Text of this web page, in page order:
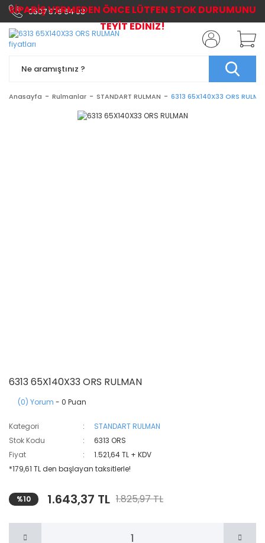
0507 576 64 03
Anasayfa Rulmanlar STANDART RULMAN 6313 65X140X33 ORS
6313 65X140X33 ORS RULMAN
(0) Yorum - 0 Puan
Kategori
STANDART RULMAN
Stok Kodu
6313 ORS
Fiyat
1.521,64 TL + KDV
*179,61 TL den başlayan taksitlerle!
%10 1.643,37 TL 1.825,97 TL
SİPARİŞ VERMEDEN ÖNCE LÜTFEN STOK DURUMUNU
TEYİT EDİNİZ!